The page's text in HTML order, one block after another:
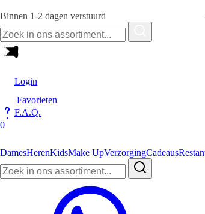
Binnen 1-2 dagen verstuurd
Zoeken
naar:
Login
Favorieten
F.A.Q.
0
DamesHerenKidsMake UpVerzorgingCadeaus
Zoeken
naar: